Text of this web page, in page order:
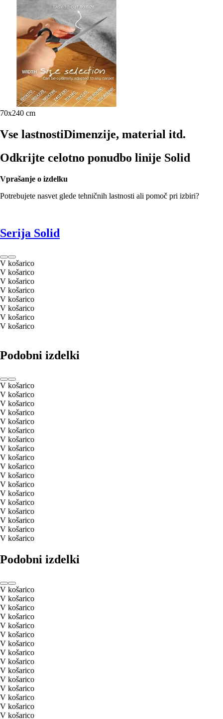
70x240 cm
Vse lastnostiDimenzije, material itd.
Odkrijte celotno ponudbo linije Solid
Vprašanje o izdelku
Potrebujete nasvet glede tehničnih lastnosti ali pomoč pri izbiri?
Serija Solid
V košarico
V košarico
V košarico
V košarico
V košarico
V košarico
V košarico
V košarico
Podobni izdelki
V košarico
V košarico
V košarico
V košarico
V košarico
V košarico
V košarico
V košarico
V košarico
V košarico
V košarico
V košarico
V košarico
V košarico
V košarico
V košarico
V košarico
V košarico
Podobni izdelki
V košarico
V košarico
V košarico
V košarico
V košarico
V košarico
V košarico
V košarico
V košarico
V košarico
V košarico
V košarico
V košarico
V košarico
V košarico